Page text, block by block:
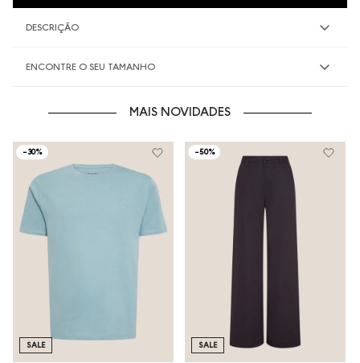
DESCRIÇÃO
ENCONTRE O SEU TAMANHO
MAIS NOVIDADES
-30%
SALE
-50%
SALE